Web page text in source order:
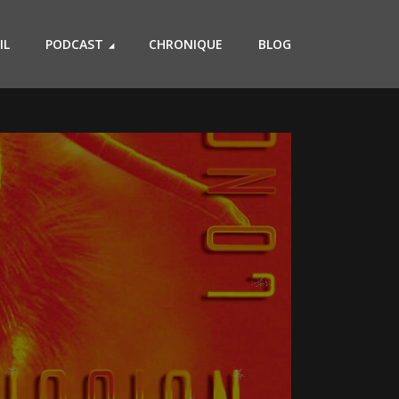
PODCAST CHRONIQUE BLOG